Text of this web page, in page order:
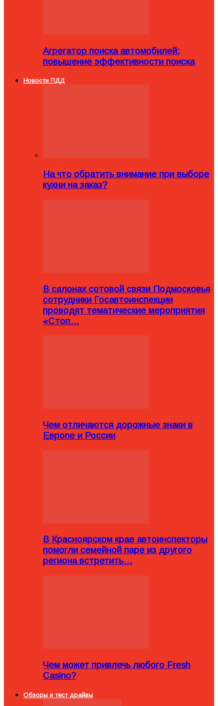
Агрегатор поиска автомобилей:
повышение эффективности поиска
Новости ПДД
На что обратить внимание при выборе
кухни на заказ?
В салонах сотовой связи Подмосковья
сотрудники Госавтоинспекции
проводят тематические мероприятия
«Стоп…
Чем отличаются дорожные знаки в
Европе и России
В Красноярском крае автоинспекторы
помогли семейной паре из другого
региона встретить…
Чем может привлечь любого Fresh
Casino?
Обзоры и тест драйвы